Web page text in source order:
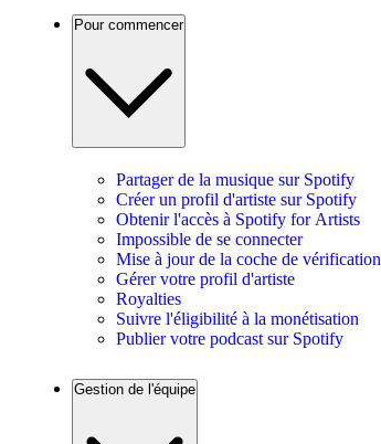
Pour commencer
Partager de la musique sur Spotify
Créer un profil d'artiste sur Spotify
Obtenir l'accès à Spotify for Artists
Impossible de se connecter
Mise à jour de la coche de vérification
Gérer votre profil d'artiste
Royalties
Suivre l'éligibilité à la monétisation
Publier votre podcast sur Spotify
Gestion de l'équipe